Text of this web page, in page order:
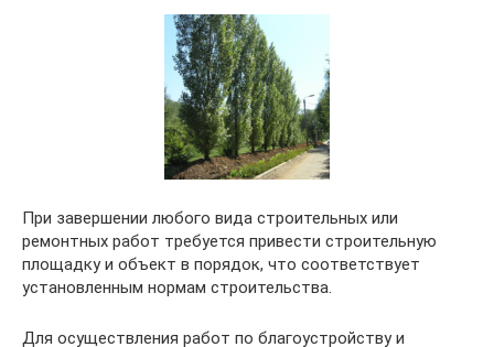
При завершении любого вида строительных или
ремонтных работ требуется привести строительную
площадку и объект в порядок, что соответствует
установленным нормам строительства.
Для осуществления работ по благоустройству и